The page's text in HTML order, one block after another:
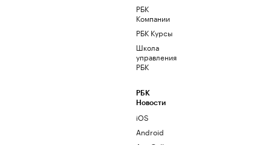
РБК
Компании
РБК Курсы
Школа
управления
РБК
РБК
Новости
iOS
Android